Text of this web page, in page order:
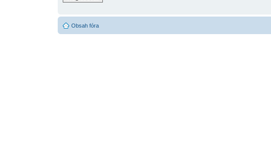
Obsah fóra